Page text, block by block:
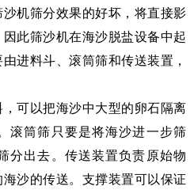
机筛分效果的好坏，将直接影
此筛沙机在海沙脱盐设备中起
进料斗、滚筒筛和传送装置，
可以把海沙中大型的卵石隔离
滚筒筛只要是将海沙进一步筛
分出去。传送装置负责原始物
沙的传送。支撑装置可以保证